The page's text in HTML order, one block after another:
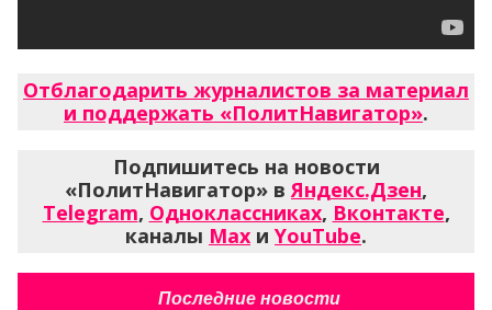
Отблагодарить журналистов за материал
и поддержать «ПолитНавигатор».
Подпишитесь на новости
«ПолитНавигатор» вЯндекс.Дзен,
Telegram, Одноклассниках, Вконтакте,
каналы Max и YouTube.
Последние новости